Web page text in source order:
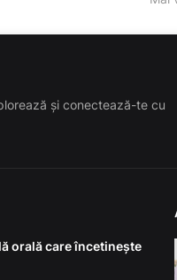
și conectează-te cu
orală care încetinește